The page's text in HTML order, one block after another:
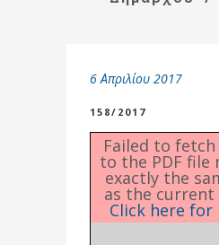
6 Απριλίου 2017
158/2017
Failed to fetch
to the PDF file
exactly the
as the current
Click here